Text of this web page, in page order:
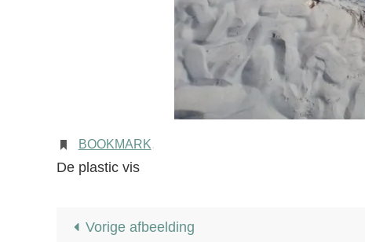
BOOKMARK.
De plastic vis
Vorige afbeelding